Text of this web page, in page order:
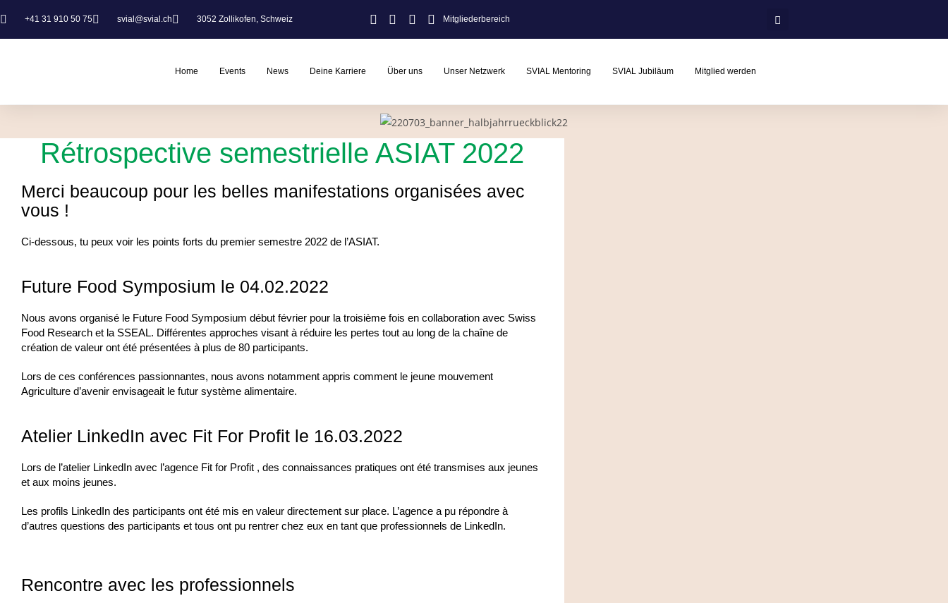
+41 31 910 50 75 svial@svial.ch 3052 Zollikofen, Schweiz Mitgliederbereich
Home Events News Deine Karriere Über uns Unser Netzwerk SVIAL Mentoring SVIAL Jubiläum Mitglied werden
Rétrospective semestrielle ASIAT 2022
Merci beaucoup pour les belles manifestations organisées avec
vous !
Ci-dessous, tu peux voir les points forts du premier semestre 2022 de l’ASIAT.
Future Food Symposium le 04.02.2022
Nous avons organisé le Future Food Symposium début février pour la troisième fois en collaboration avec Swiss
Food Research et la SSEAL. Différentes approches visant à réduire les pertes tout au long de la chaîne de
création de valeur ont été présentées à plus de 80 participants.
Lors de ces conférences passionnantes, nous avons notamment appris comment le jeune mouvement
Agriculture d’avenir envisageait le futur système alimentaire.
Atelier LinkedIn avec Fit For Profit le 16.03.2022
Lors de l’atelier LinkedIn avec l’agence Fit for Profit , des connaissances pratiques ont été transmises aux jeunes
et aux moins jeunes.
Les profils LinkedIn des participants ont été mis en valeur directement sur place. L’agence a pu répondre à
d’autres questions des participants et tous ont pu rentrer chez eux en tant que professionnels de LinkedIn.
Rencontre avec les professionnels